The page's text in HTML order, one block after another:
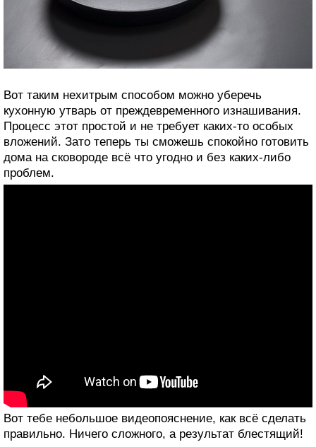
Вот таким нехитрым способом можно уберечь
кухонную утварь от преждевременного изнашивания.
Процесс этот простой и не требует каких-то особых
вложений. Зато теперь ты сможешь спокойно готовить
дома на сковороде всё что угодно и без каких-либо
проблем.
Вот тебе небольшое видеопояснение, как всё сделать
правильно. Ничего сложного, а результат блестящий!